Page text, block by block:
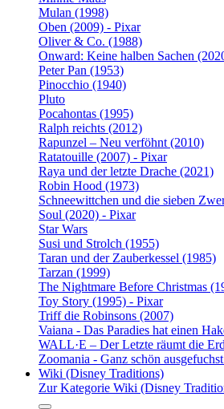
Mulan (1998)
Oben (2009) - Pixar
Oliver & Co. (1988)
Onward: Keine halben Sachen
Peter Pan (1953)
Pinocchio (1940)
Pluto
Pocahontas (1995)
Ralph reichts (2012)
Rapunzel – Neu verföhnt (2010)
Ratatouille (2007) - Pixar
Raya und der letzte Drache (2021)
Robin Hood (1973)
Schneewittchen und die sieben
Soul (2020) - Pixar
Star Wars
Susi und Strolch (1955)
Taran und der Zauberkessel (1985)
Tarzan (1999)
The Nightmare Before Christmas
Toy Story (1995) - Pixar
Triff die Robinsons (2007)
Vaiana - Das Paradies hat einen
WALL·E – Der Letzte räumt die
Zoomania - Ganz schön
Wiki (Disney Traditions)
Zur Kategorie Wiki (Disney